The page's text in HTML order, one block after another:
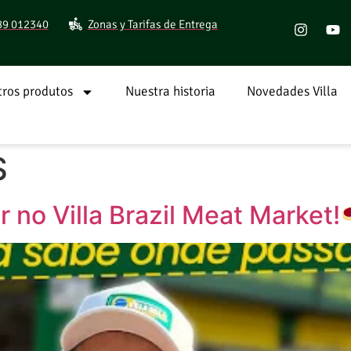
012340 Zonas y Tarifas de Entrega
produtos Nuestra historia Novedades Villa
no Villa Brazil Meat Market!